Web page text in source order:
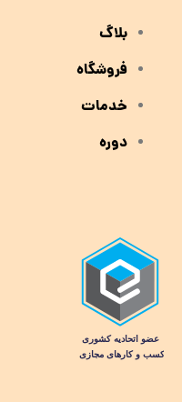
بلاگ
فروشگاه
خدمات
دوره